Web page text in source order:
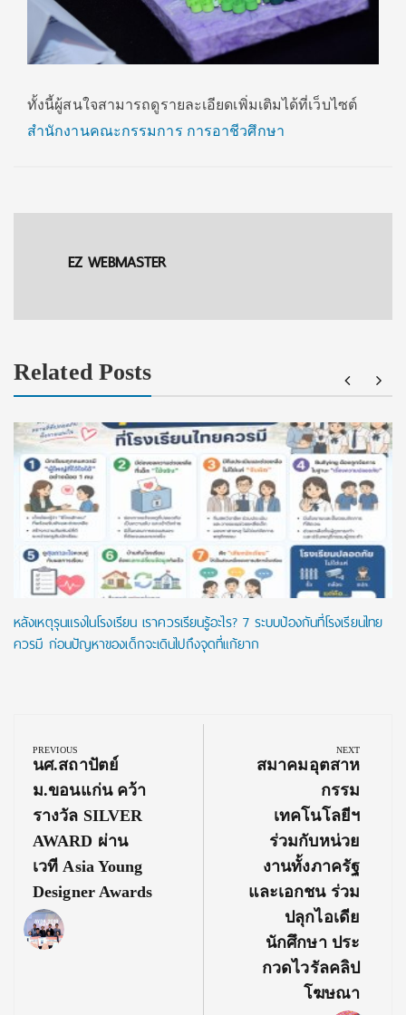
ทั้งนี้ผู้สนใจสามารถดูรายละเอียดเพิ่มเติมได้ที่เว็บไซต์
สำนักงานคณะกรรมการ การอาชีวศึกษา
EZ WEBMASTER
Related Posts
หลังเหตุรุนแรงในโรงเรียน เราควรเรียนรู้อะไร? 7 ระบบป้องกันที่โรงเรียนไทย
ควรมี ก่อนปัญหาของเด็กจะเดินไปถึงจุดที่แก้ยาก
navigation
PREVIOUS
Previous
Post:
นศ.สถาปัตย์
ม.ขอนแก่น คว้า
รางวัล SILVER
AWARD ผ่าน
เวที Asia Young
Designer Awards
NEXT
Next
สมาคมอุตสาห
กรรม
เทคโนโลยีฯ
ร่วมกับหน่วย
งานทั้งภาครัฐ
และเอกชน ร่วม
ปลุกไอเดีย
นักศึกษา ประ
กวดไวรัลคลิป
โฆษณา